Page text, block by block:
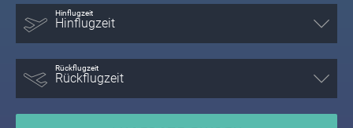
Hinflugzeit
Rückflugzeit